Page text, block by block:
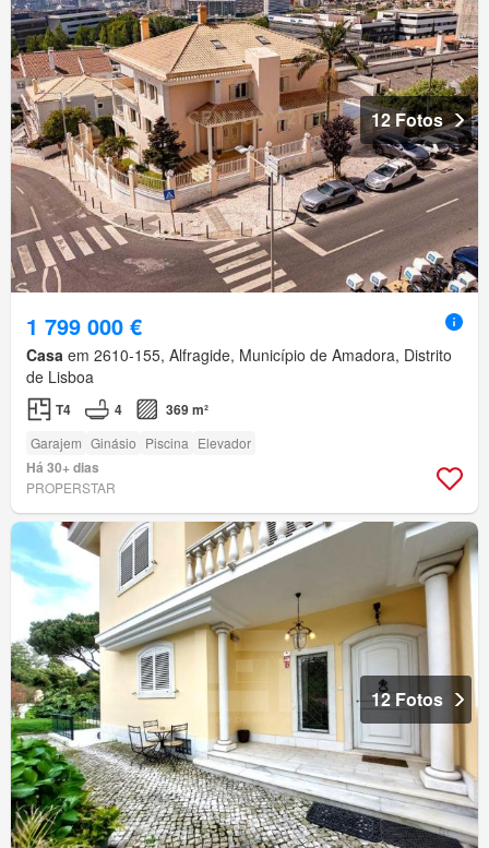
12 Fotos
1 799 000 €
Casa em 2610-155, Alfragide, Município de Amadora, Distrito
de Lisboa
T4 4 369 m²
Garajem Ginásio Piscina Elevador
Há 30+ dias
PROPERSTAR
12 Fotos